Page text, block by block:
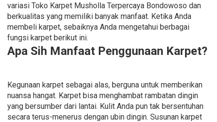
variasi Toko Karpet Musholla Terpercaya Bondowoso dan
berkualitas yang memiliki banyak manfaat. Ketika Anda
membeli karpet, sebaiknya Anda mengetahui berbagai
fungsi karpet berikut ini.
Apa Sih Manfaat Penggunaan Karpet?
Kegunaan karpet sebagai alas, berguna untuk memberikan
nuansa hangat. Karpet bisa menghambat rambatan dingin
yang bersumber dari lantai. Kulit Anda pun tak bersentuhan
secara terus-menerus dengan ubin dingin. Susunan karpet